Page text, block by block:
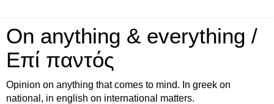
On anything & everything /
Επί παντός
Opinion on anything that comes to mind. In greek on
national, in english on international matters.